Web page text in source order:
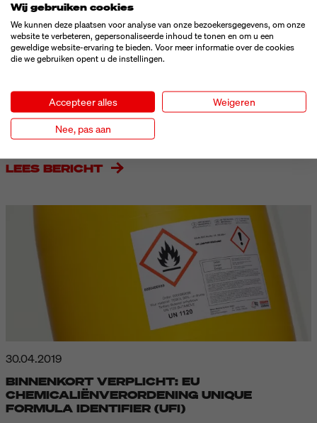
Sinds 14 december 2019 is het nieuwe EU-plantenpaspoort
verplicht voor alle planten die bestemd zijn voor aanplant. De
verordening stelt duidelijke eisen aan de inhoud, vorm en
plantgezondheid in heel Europa te waarborgen. Wij laten zien
welke verplichte gegevens moeten worden vermeld en hoe
bedrijven de vereisten efficiënt en conform kunnen
implementeren met geschikte etiketteertechnologie.
LEES BERICHT
30.04.2019
BINNENKORT VERPLICHT: EU
CHEMICALIËNVERORDENING UNIQUE
FORMULA IDENTIFIER (UFI)
Wij gebruiken cookies
We kunnen deze plaatsen voor analyse van onze bezoekersgegevens, om onze
website te verbeteren, gepersonaliseerde inhoud te tonen en om u een
geweldige website-ervaring te bieden. Voor meer informatie over de cookies
die we gebruiken opent u de instellingen.
Accepteer alles Weigeren
Nee, pas aan